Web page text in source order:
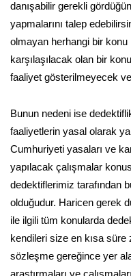
danışabilir gerekli
yapmalarını talep
olmayan herhangi bir konu
karşılaşılacak olan bir
faaliyet gösterilmeyecek
Bunun nedeni ise
faaliyetlerin yasal olarak
Cumhuriyeti yasaları ve
yapılacak çalışmalar
dedektiflerimiz tarafından
olduğudur. Haricen gerek
ile ilgili tüm konularda
kendileri size en kısa süre
sözleşme gereğince yer